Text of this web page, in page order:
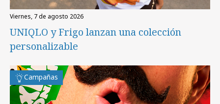
viernes, 7 de agosto 2026
UNIQLO y Frigo lanzan una colección
personalizable
Campañas